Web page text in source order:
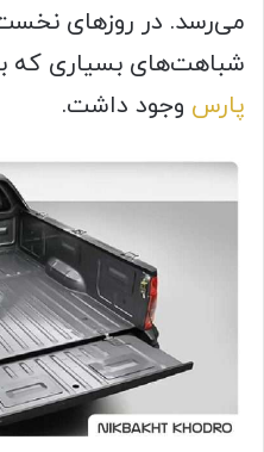
می‌رسد. در روزهای نخست
شباهت‌های بسیاری که
پارس وجود داشت.